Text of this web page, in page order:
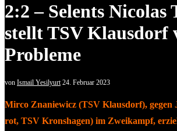
2:2 – Selents Nicolas
stellt TSV Klausdorf
Probleme
von Ismail Yesilyurt 24. Februar 2023
Mirco Znaniewicz (TSV Klausdorf), gegen
rot, TSV Kronshagen) im Zweikampf,